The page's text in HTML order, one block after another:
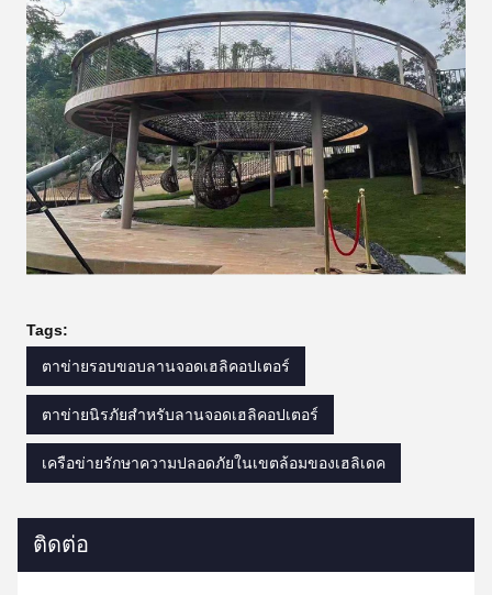
Tags:
ตาข่ายรอบขอบลานจอดเฮลิคอปเตอร์
ตาข่ายนิรภัยสำหรับลานจอดเฮลิคอปเตอร์
เครือข่ายรักษาความปลอดภัยในเขตล้อมของเฮลิเดค
ติดต่อ